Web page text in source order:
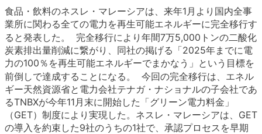
食品・飲料のネスレ・マレーシアは、来年1月より国内全事
業所に関わる全ての電力を再生可能エネルギーに完全移行す
ると発表した。 完全移行により年間7万5,000トンの二酸化
炭素排出量削減に繋がり、同社の掲げる「2025年までに電
力の100％を再生可能エネルギーでまかなう」という目標を
前倒しで達成することになる。 今回の完全移行は、エネル
ギー天然資源省と電力会社テナガ・ナショナルの子会社であ
るTNBXが今年11月末に開始した「グリーン電力料金」
（GET）制度により実現した。ネスレ・マレーシアは、GET
の導入を約束した9社のうちの1社で、承認プロセスを早期